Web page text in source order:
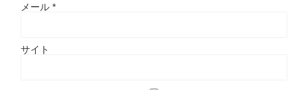
メール *
サイト